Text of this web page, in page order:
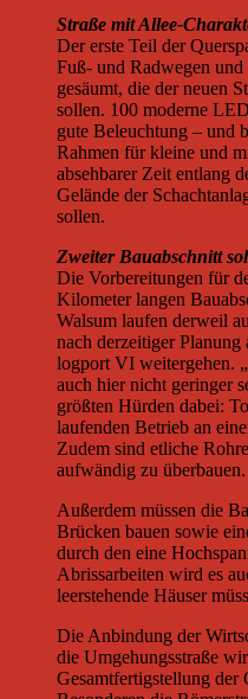
Straße mit Allee-
Der erste Teil der
Fuß- und Radwegen
gesäumt, die der neuen
sollen. 100 moderne
gute Beleuchtung – und
Rahmen für kleine und
absehbarer Zeit entlang
Gelände der
sollen.
Zweiter Bauabschnitt
Die Vorbereitungen für
Kilometer langen
Walsum laufen derweil
nach derzeitiger
logport VI weitergehen.
auch hier nicht geringer
größten Hürden dabei:
laufenden Betrieb an
Zudem sind etliche
aufwändig zu überbauen.
Außerdem müssen die
Brücken bauen sowie
durch den eine
Abrissarbeiten wird es
leerstehende Häuser
Die Anbindung der
die Umgehungsstraße
Gesamtfertigstellung der